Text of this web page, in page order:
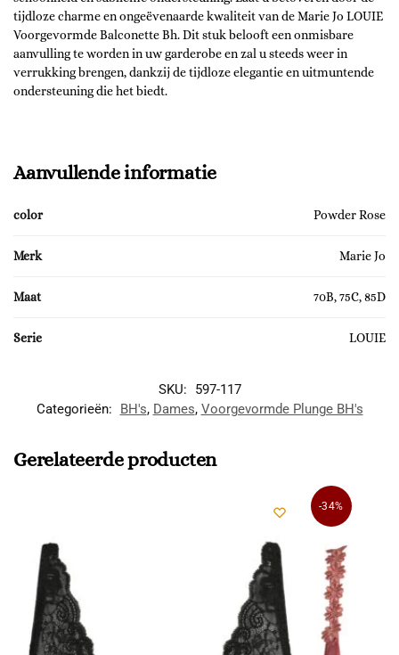
tijdloze charme en ongeëvenaarde kwaliteit van de Marie Jo LOUIE
Voorgevormde Balconette Bh. Dit stuk belooft een onmisbare
aanvulling te worden in uw garderobe en zal u steeds weer in
verrukking brengen, dankzij de tijdloze elegantie en uitmuntende
ondersteuning die het biedt.
Aanvullende informatie
color Powder Rose
Merk Marie Jo
Maat 70B, 75C, 85D
Serie LOUIE
SKU:
597-117
Categorieën:
BH's, Dames, Voorgevormde Plunge BH's
Gerelateerde producten
-34%